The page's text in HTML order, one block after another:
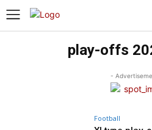
play-offs
-
Football